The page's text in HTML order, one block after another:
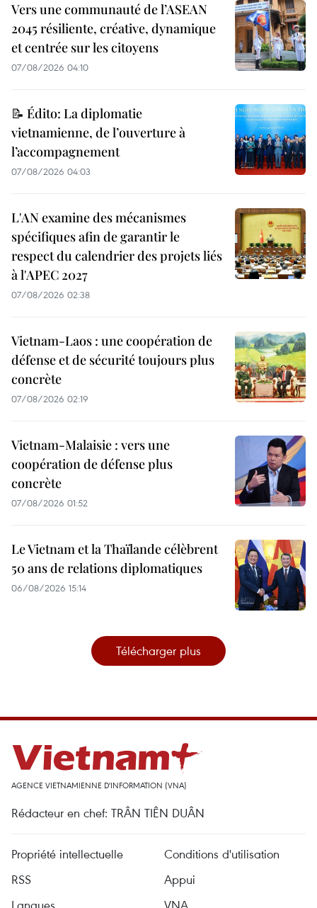
Vers une communauté de l’ASEAN
2045 résiliente, créative, dynamique
et centrée sur les citoyens
07/08/2026 04:10
📝 Édito: La diplomatie
vietnamienne, de l’ouverture à
l’accompagnement
07/08/2026 04:03
L'AN examine des mécanismes
spécifiques afin de garantir le
respect du calendrier des projets liés
à l'APEC 2027
07/08/2026 02:38
Vietnam-Laos : une coopération de
défense et de sécurité toujours plus
concrète
07/08/2026 02:19
Vietnam-Malaisie : vers une
coopération de défense plus
concrète
07/08/2026 01:52
Le Vietnam et la Thaïlande célèbrent
50 ans de relations diplomatiques
06/08/2026 15:14
Télécharger plus
AGENCE VIETNAMIENNE D'INFORMATION (VNA)
Rédacteur en chef: TRÂN TIÊN DUÂN
Propriété intellectuelle
Conditions d'utilisation
RSS
Appui